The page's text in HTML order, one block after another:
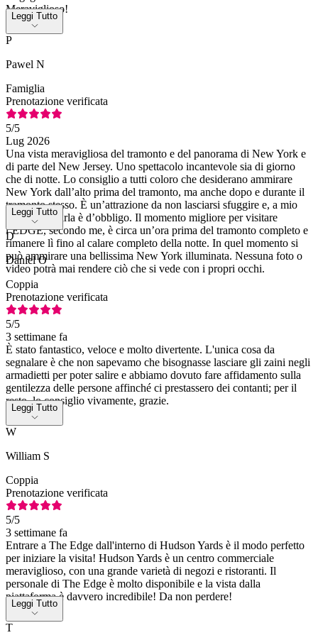
Meraviglioso!
Leggi Tutto
P
Pawel N
Famiglia
Prenotazione verificata
5/5
Lug 2026
Una vista meravigliosa del tramonto e del panorama di New York e
di parte del New Jersey. Uno spettacolo incantevole sia di giorno
che di notte. Lo consiglio a tutti coloro che desiderano ammirare
New York dall’alto prima del tramonto, ma anche dopo e durante il
tramonto stesso. È un’attrazione da non lasciarsi sfuggire e, a mio
avviso, visitarla è d’obbligo. Il momento migliore per visitare
l’EDGE, secondo me, è circa un’ora prima del tramonto completo e
rimanere lì fino al calare completo della notte. In quel momento si
può ammirare una bellissima New York illuminata. Nessuna foto o
video potrà mai rendere ciò che si vede con i propri occhi.
Leggi Tutto
D
Daniel O
Coppia
Prenotazione verificata
5/5
3 settimane fa
È stato fantastico, veloce e molto divertente. L'unica cosa da
segnalare è che non sapevamo che bisognasse lasciare gli zaini negli
armadietti per poter salire e abbiamo dovuto fare affidamento sulla
gentilezza delle persone affinché ci prestassero dei contanti; per il
resto, lo consiglio vivamente, grazie.
Leggi Tutto
W
William S
Coppia
Prenotazione verificata
5/5
3 settimane fa
Entrare a The Edge dall'interno di Hudson Yards è il modo perfetto
per iniziare la visita! Hudson Yards è un centro commerciale
meraviglioso, con una grande varietà di negozi e ristoranti. Il
personale di The Edge è molto disponibile e la vista dalla
piattaforma è davvero incredibile! Da non perdere!
Leggi Tutto
T